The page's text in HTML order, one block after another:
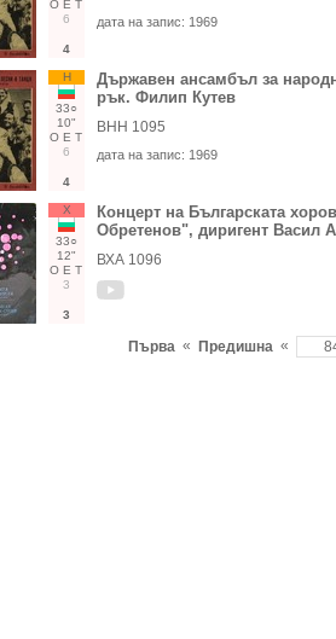
О Е Т
6
4
дата на запис: 1969
Н
33○
10"
О Е Т
6
4
Държавен ансамбъл за
рък. Филип Кутев
ВНН 1095
дата на запис: 1969
Х
33○
12"
О Е Т
3
3
Концерт на Българската
Обретенов", диригент Васил
ВХА 1096
Първа « Предишна «